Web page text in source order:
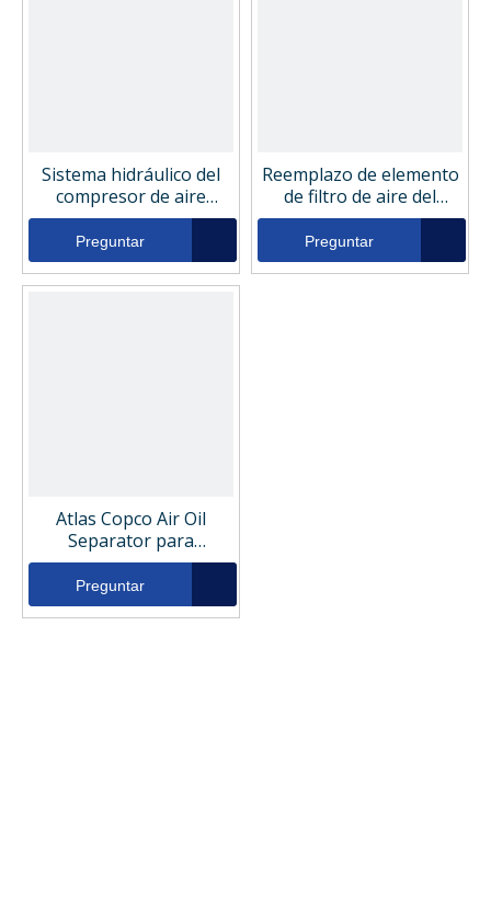
Sistema hidráulico del
compresor de aire
Elemento de filtro
hidráulico FP0651AA10N
Preguntar
Reemplazo de elemento
de filtro de aire del
compresor de alta
calidad 055AA
Preguntar
Atlas Copco Air Oil
Separator para
compresor de aire
2901077901 1622007901
2901077900
Preguntar